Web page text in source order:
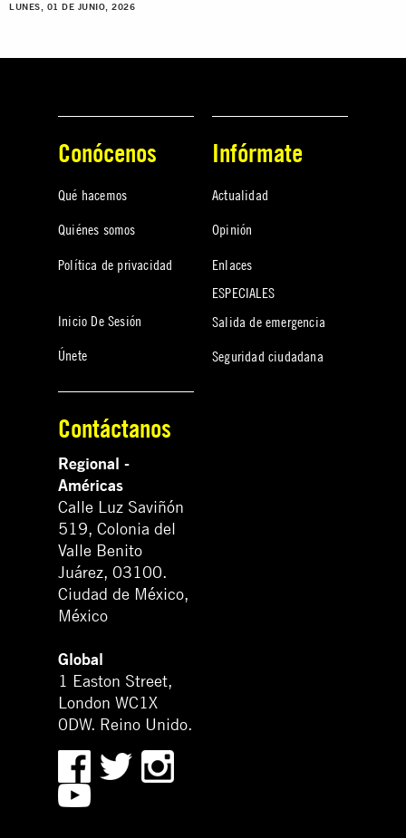
LUNES, 01 DE JUNIO, 2026
Conócenos
Qué hacemos
Quiénes somos
Política de privacidad
Inicio De Sesión
Únete
Infórmate
Actualidad
Opinión
Enlaces
ESPECIALES
Salida de emergencia
Seguridad ciudadana
Contáctanos
Regional -
Américas
Calle Luz Saviñón
519, Colonia del
Valle Benito
Juárez, 03100.
Ciudad de México,
México
Global
1 Easton Street,
London WC1X
0DW. Reino Unido.